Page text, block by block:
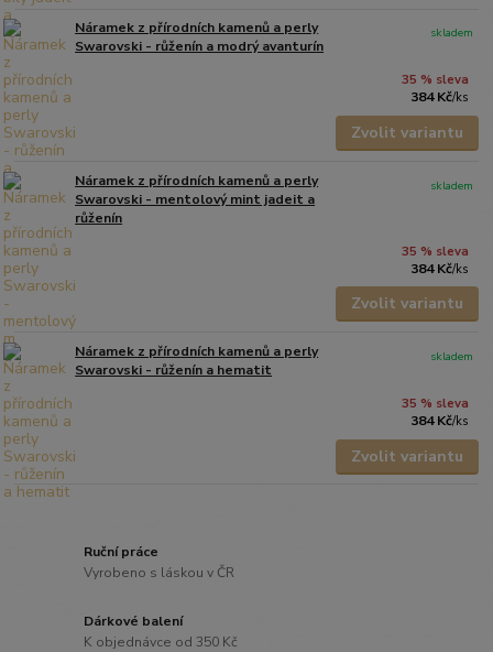
Náramek z přírodních kamenů a perly
Swarovski - růženín a modrý avanturín
35 % sleva
384 Kč/ks
skladem
Zvolit variantu
Náramek z přírodních kamenů a perly
Swarovski - mentolový mint jadeit a
růženín
35 % sleva
384 Kč/ks
skladem
Zvolit variantu
Náramek z přírodních kamenů a perly
Swarovski - růženín a hematit
35 % sleva
384 Kč/ks
skladem
Zvolit variantu
Ruční práce
Vyrobeno s láskou v ČR
Dárkové balení
K objednávce od 350 Kč